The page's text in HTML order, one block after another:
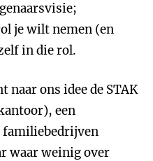
je wilt nemen (en
in die rol.
naar ons idee de STAK
een
waar weinig over